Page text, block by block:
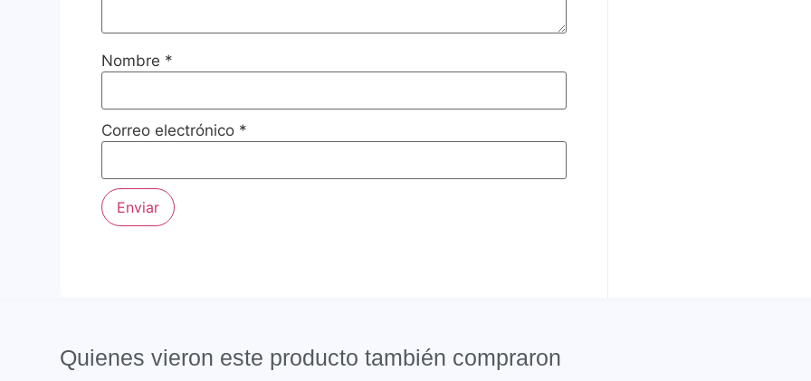
Nombre *
Correo electrónico *
Quienes vieron este producto también compraron